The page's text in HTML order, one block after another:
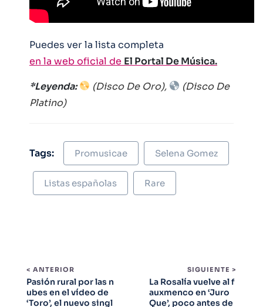
Puedes ver la lista completa
en la web oficial de El Portal De Música.
*Leyenda: (Disco De Oro),
(Disco De
Platino)
Tags: Promusicae Selena Gomez
Listas españolas Rare
< ANTERIOR
Pasión rural por las n
ubes en el vídeo de
‘Toro’, el nuevo singl
SIGUIENTE >
La Rosalía vuelve al f
auxmenco en ‘Juro
Que’, poco antes de